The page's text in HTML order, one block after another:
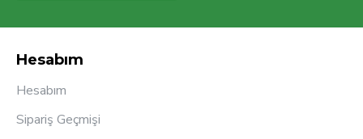
Hesabım
Hesabım
Sipariş Geçmişi